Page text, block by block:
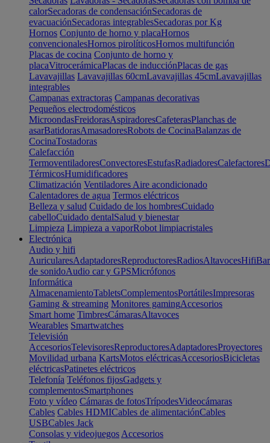
calorSecadoras de condensaciónSecadoras de
evacuaciónSecadoras integrablesSecadoras por Kg
Hornos Conjunto de horno y placaHornos
convencionalesHornos pirolíticosHornos multifunción
Placas de cocina Conjunto de horno y
placaVitrocerámicaPlacas de inducciónPlacas de gas
Lavavajillas Lavavajillas 60cmLavavajillas 45cmLavavajillas
integrables
Campanas extractoras Campanas decorativas
Pequeños electrodomésticos
MicroondasFreidorasAspiradoresCafeterasPlanchas de
asarBatidorasAmasadoresRobots de CocinaBalanzas de
CocinaTostadoras
Calefacción
TermoventiladoresConvectoresEstufasRadiadoresCalefactores
TérmicosHumidificadores
Climatización Ventiladores Aire acondicionado
Calentadores de agua Termos eléctricos
Belleza y salud Cuidado de los hombresCuidado
cabelloCuidado dentalSalud y bienestar
Limpieza Limpieza a vaporRobot limpiacristales
Electrónica
Audio y hifi
AuricularesAdaptadoresReproductoresRadiosAltavocesHifi
de sonidoAudio car y GPSMicrófonos
Informática
AlmacenamientoTabletsComplementosPortátilesImpresoras
Gaming & streaming Monitores gamingAccesorios
Smart home TimbresCámarasAltavoces
Wearables Smartwatches
Televisión
AccesoriosTelevisoresReproductoresAdaptadoresProyectores
Movilidad urbana KartsMotos eléctricasAccesoriosBicicletas
eléctricasPatinetes eléctricos
Telefonía Teléfonos fijosGadgets y
complementosSmartphones
Foto y vídeo Cámaras de fotosTrípodesVideocámaras
Cables Cables HDMICables de alimentaciónCables
USBCables Jack
Consolas y videojuegos Accesorios